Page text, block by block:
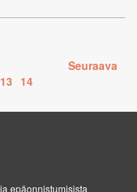
13 14
Seuraava
epäonnistumisista